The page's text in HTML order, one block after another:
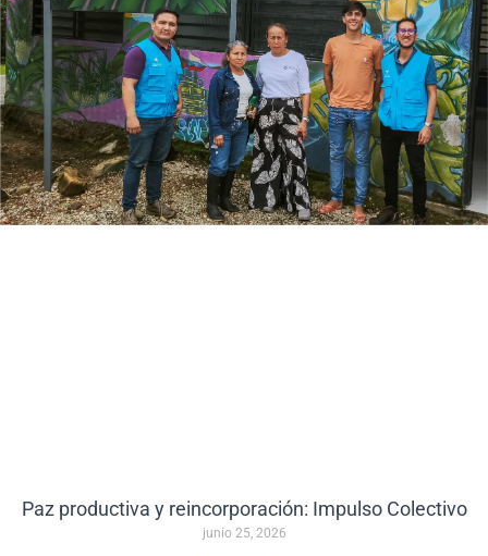
Paz productiva y reincorporación: Impulso Colectivo
junio 25, 2026